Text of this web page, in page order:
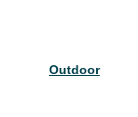
Outdoor